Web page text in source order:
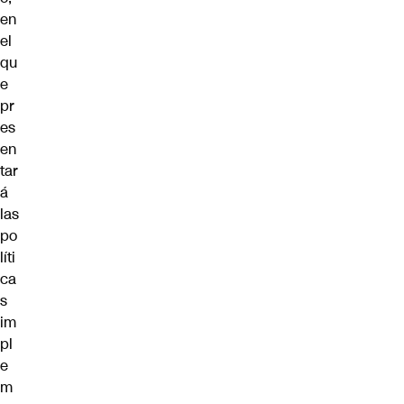
en
el
qu
e
pr
es
en
tar
á
las
po
líti
ca
s
im
pl
e
m